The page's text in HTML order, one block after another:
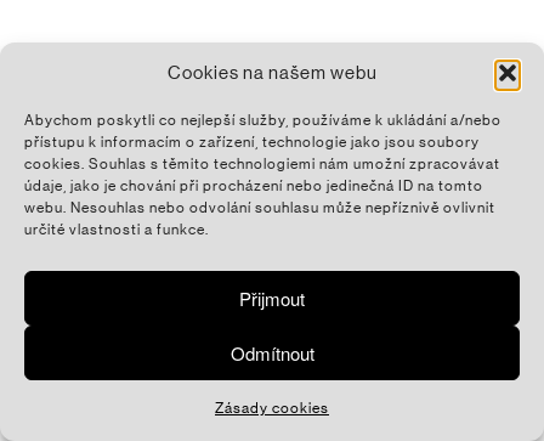
Cookies na našem webu
Abychom poskytli co nejlepší služby, používáme k ukládání a/nebo
přístupu k informacím o zařízení, technologie jako jsou soubory
cookies. Souhlas s těmito technologiemi nám umožní zpracovávat
údaje, jako je chování při procházení nebo jedinečná ID na tomto
webu. Nesouhlas nebo odvolání souhlasu může nepříznivě ovlivnit
určité vlastnosti a funkce.
Přijmout
Odmítnout
Zásady cookies